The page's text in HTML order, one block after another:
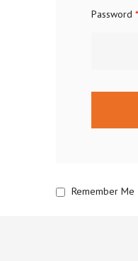
Password *
Remember Me